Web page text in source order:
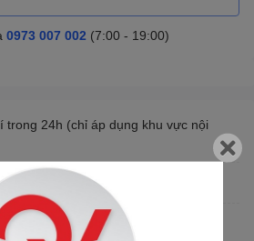
0973 007 002 (7:00 - 19:00)
trong 24h (chỉ áp dụng khu vực nội
qua thẻ tín dụng Visa, Master, JCB
30 ngày